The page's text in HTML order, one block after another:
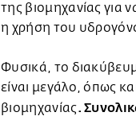
της βιομηχανίας για
η χρήση του
Φυσικά, το
είναι μεγάλο, όπως
βιομηχανίας.